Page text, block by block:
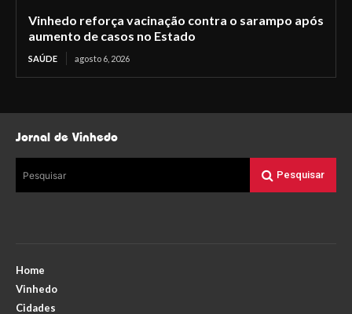
Vinhedo reforça vacinação contra o sarampo após
aumento de casos no Estado
SAÚDE agosto 6, 2026
Jornal de Vinhedo
Pesquisar Pesquisar
Home
Vinhedo
Cidades